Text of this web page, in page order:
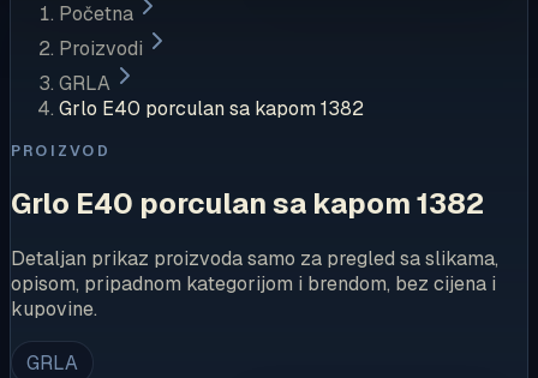
Početna
Proizvodi
GRLA
Grlo E40 porculan sa kapom 1382
PROIZVOD
Grlo E40 porculan sa kapom 1382
Detaljan prikaz proizvoda samo za pregled sa slikama,
opisom, pripadnom kategorijom i brendom, bez cijena i
kupovine.
GRLA